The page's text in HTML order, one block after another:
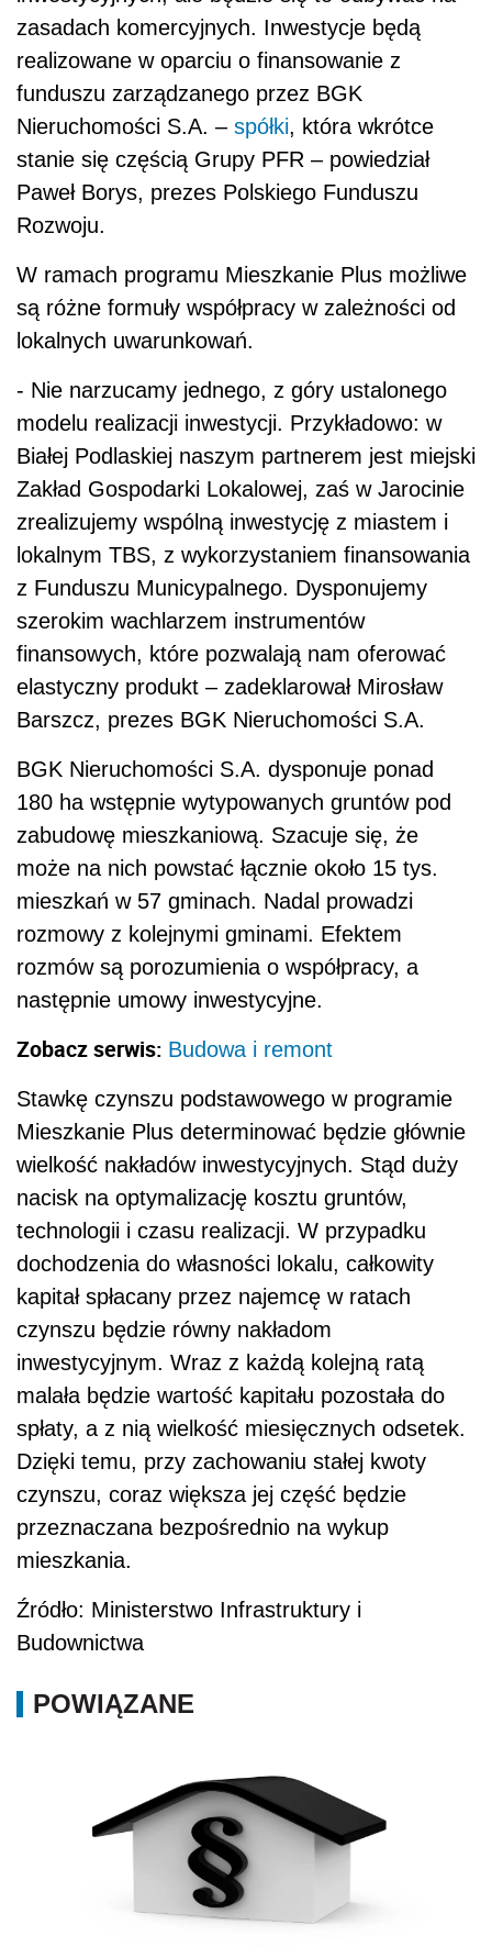
zasadach komercyjnych. Inwestycje będą
realizowane w oparciu o finansowanie z
funduszu zarządzanego przez BGK
Nieruchomości S.A. – spółki, która wkrótce
stanie się częścią Grupy PFR – powiedział
Paweł Borys, prezes Polskiego Funduszu
Rozwoju.
W ramach programu Mieszkanie Plus możliwe
są różne formuły współpracy w zależności od
lokalnych uwarunkowań.
- Nie narzucamy jednego, z góry ustalonego
modelu realizacji inwestycji. Przykładowo: w
Białej Podlaskiej naszym partnerem jest miejski
Zakład Gospodarki Lokalowej, zaś w Jarocinie
zrealizujemy wspólną inwestycję z miastem i
lokalnym TBS, z wykorzystaniem finansowania
z Funduszu Municypalnego. Dysponujemy
szerokim wachlarzem instrumentów
finansowych, które pozwalają nam oferować
elastyczny produkt – zadeklarował Mirosław
Barszcz, prezes BGK Nieruchomości S.A.
BGK Nieruchomości S.A. dysponuje ponad
180 ha wstępnie wytypowanych gruntów pod
zabudowę mieszkaniową. Szacuje się, że
może na nich powstać łącznie około 15 tys.
mieszkań w 57 gminach. Nadal prowadzi
rozmowy z kolejnymi gminami. Efektem
rozmów są porozumienia o współpracy, a
następnie umowy inwestycyjne.
Zobacz serwis: Budowa i remont
Stawkę czynszu podstawowego w programie
Mieszkanie Plus determinować będzie głównie
wielkość nakładów inwestycyjnych. Stąd duży
nacisk na optymalizację kosztu gruntów,
technologii i czasu realizacji. W przypadku
dochodzenia do własności lokalu, całkowity
kapitał spłacany przez najemcę w ratach
czynszu będzie równy nakładom
inwestycyjnym. Wraz z każdą kolejną ratą
malała będzie wartość kapitału pozostała do
spłaty, a z nią wielkość miesięcznych odsetek.
Dzięki temu, przy zachowaniu stałej kwoty
czynszu, coraz większa jej część będzie
przeznaczana bezpośrednio na wykup
mieszkania.
Źródło: Ministerstwo Infrastruktury i
Budownictwa
POWIĄZANE